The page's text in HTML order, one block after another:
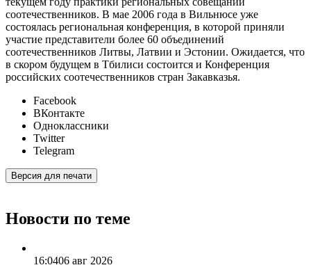
соотечественников. В мае 2006 года в Вильнюсе уже
состоялась региональная конференция, в которой приняли
участие представители более 60 объединений
соотечественников Литвы, Латвии и Эстонии. Ожидается, что
в скором будущем в Тбилиси состоится и Конференция
российских соотечественников стран Закавказья.
Facebook
ВКонтакте
Одноклассники
Twitter
Telegram
Версия для печати
Новости по теме
16:0406 авг 2026